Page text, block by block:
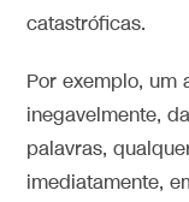
catastróficas.
Por exemplo, um
inegavelmente,
palavras,
imediatamente,